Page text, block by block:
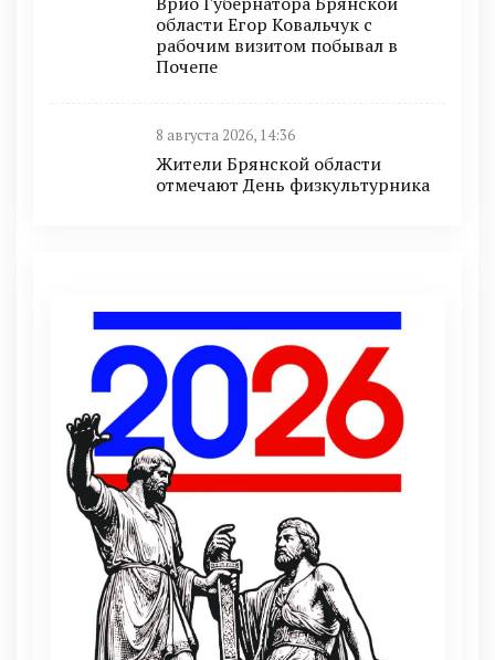
области Егор Ковальчук с
рабочим визитом побывал в
Почепе
8 августа 2026, 14:36
Жители Брянской области
отмечают День физкультурника